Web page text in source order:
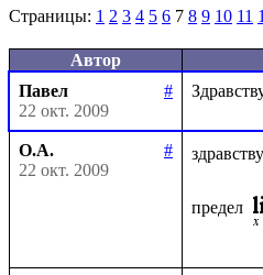
Страницы: 1 2 3 4 5 6 7 8 9 10 11
Автор
Павел
#
22 окт. 2009
О.А.
#
22 окт. 2009
предел